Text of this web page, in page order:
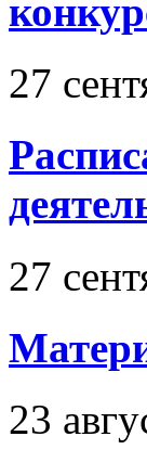
27
27
23